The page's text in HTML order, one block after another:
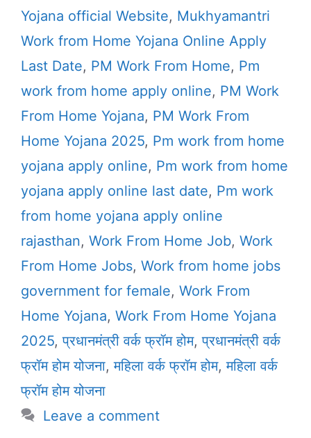
Yojana official Website, Mukhyamantri
Work from Home Yojana Online Apply
Last Date, PM Work From Home, Pm
work from home apply online, PM Work
From Home Yojana, PM Work From
Home Yojana 2025, Pm work from home
yojana apply online, Pm work from home
yojana apply online last date, Pm work
from home yojana apply online
rajasthan, Work From Home Job, Work
From Home Jobs, Work from home jobs
government for female, Work From
Home Yojana, Work From Home Yojana
2025,प्रधानमंत्री वर्क फ्रॉम होम,प्रधानमंत्री वर्क
फ्रॉम होम योजना,महिला वर्क फ्रॉम होम,महिला वर्क
फ्रॉम होम योजना
Leave a comment